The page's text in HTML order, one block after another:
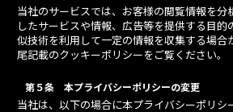
当社のサービスでは、お客様の閲覧情報を分
したサービスや情報、広告等を提供する目的
似技術を利用して一定の情報を収集する場合
尾記載のクッキーポリシーをご覧ください。
第５条 本プライバシーポリシーの変更
当社は、以下の場合に本プライバシーポリシ